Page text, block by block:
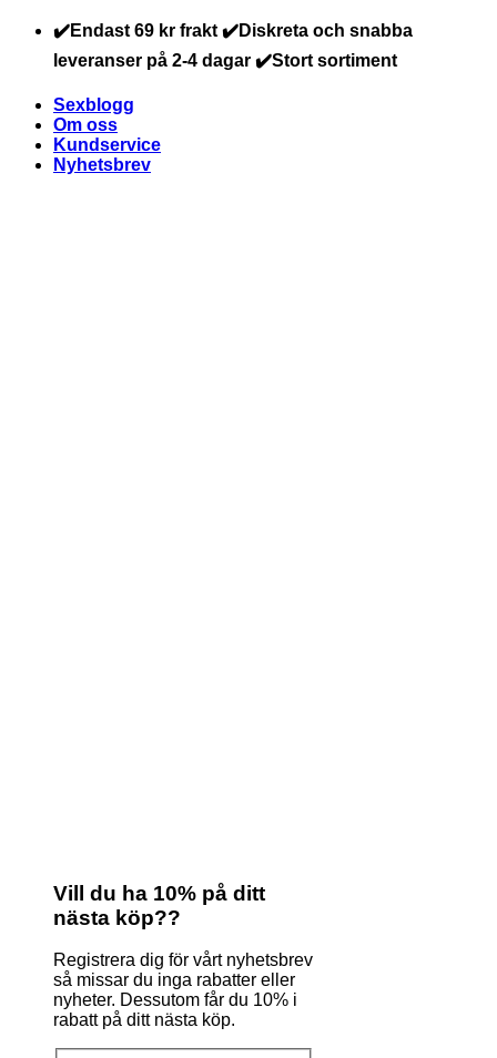
Skip
content
✔️Endast 69 kr frakt ✔️Diskreta och snabba
leveranser på 2-4 dagar ✔️Stort sortiment
Sexblogg
Om oss
Kundservice
Nyhetsbrev
Vill du ha 10% på ditt
nästa köp??
Registrera dig för vårt nyhetsbrev
så missar du inga rabatter eller
nyheter. Dessutom får du 10% i
rabatt på ditt nästa köp.